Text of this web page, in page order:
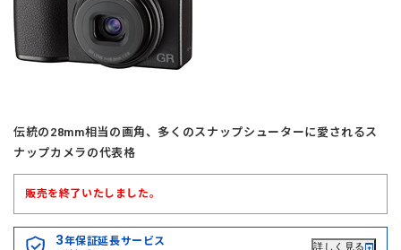
伝統の28mm相当の画角、多くのスナップシューターに愛されるス
ナップカメラの代表格
販売を終了いたしました。
3年保証延長サービス 詳しく見る